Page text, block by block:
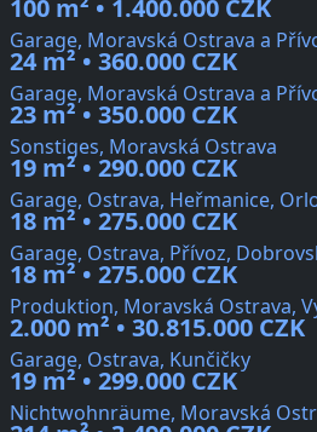
100 m² • 1.400.000 CZK
Garage, Moravská Ostrava a
24 m² • 360.000 CZK
Garage, Moravská Ostrava a
23 m² • 350.000 CZK
Sonstiges, Moravská Ostrava
19 m² • 290.000 CZK
Garage, Ostrava, Heřmanice,
18 m² • 275.000 CZK
Garage, Ostrava, Přívoz,
18 m² • 275.000 CZK
Produktion, Moravská Ostrava,
2.000 m² • 30.815.000 CZK
Garage, Ostrava, Kunčičky
19 m² • 299.000 CZK
Nichtwohnräume, Moravská